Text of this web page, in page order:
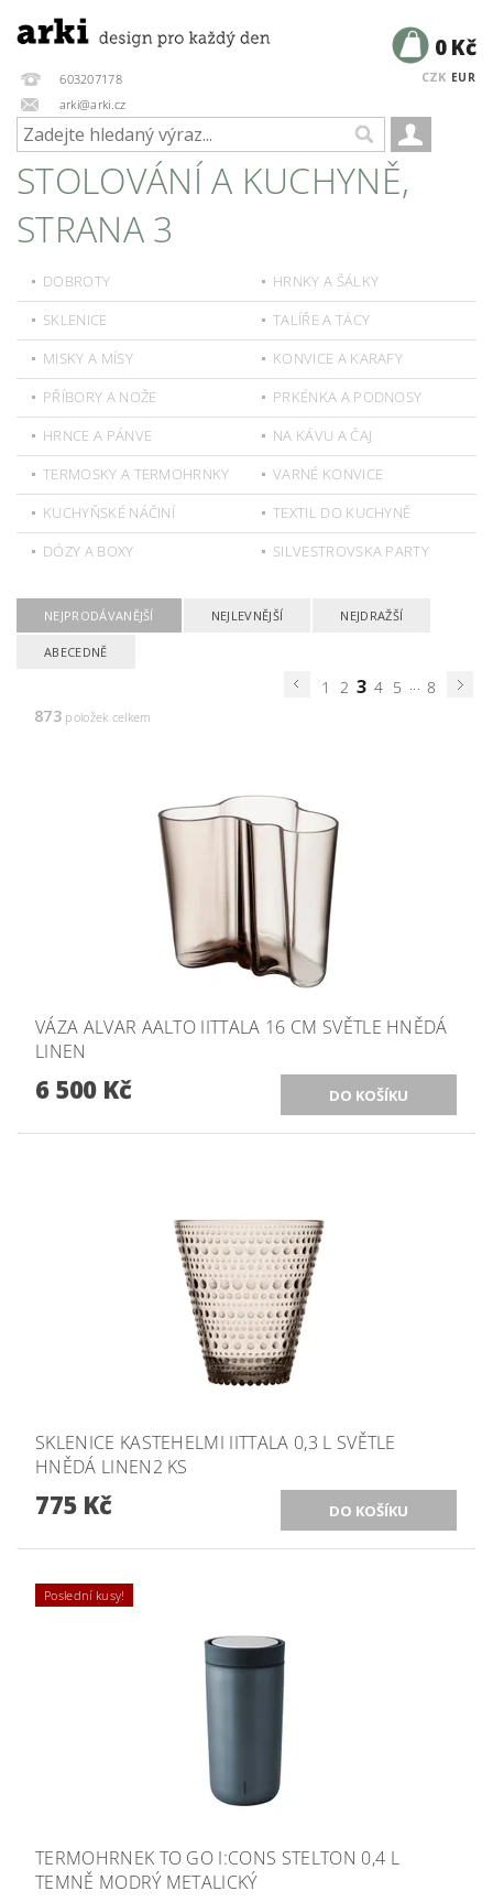
603207178
arki@arki.cz
CZK EUR
0 Kč
STOLOVÁNÍ A KUCHYNĚ,
STRANA 3
DOBROTY
HRNKY A ŠÁLKY
SKLENICE
TALÍŘE A TÁCY
MISKY A MÍSY
KONVICE A KARAFY
PŘÍBORY A NOŽE
PRKÉNKA A PODNOSY
HRNCE A PÁNVE
NA KÁVU A ČAJ
TERMOSKY A TERMOHRNKY
VARNÉ KONVICE
KUCHYŇSKÉ NÁČINÍ
TEXTIL DO KUCHYNĚ
DÓZY A BOXY
SILVESTROVSKA PARTY
NEJPRODÁVANĚJŠÍ NEJLEVNĚJŠÍ NEJDRAŽŠÍ
ABECEDNĚ
1 2 3 4 5 ... 8
873položek celkem
VÁZA ALVAR AALTO IITTALA 16 CM SVĚTLE HNĚDÁ
LINEN
6 500 Kč
SKLENICE KASTEHELMI IITTALA 0,3 L SVĚTLE
HNĚDÁ LINEN2 KS
775 Kč
Poslední kusy!
TERMOHRNEK TO GO I:CONS STELTON 0,4 L
TEMNĚ MODRÝ METALICKÝ